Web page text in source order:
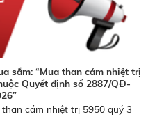
sắm: “Mua than cám nhiệt trị
Quyết định số 2887/QĐ-
cám nhiệt trị 5950 quý 3